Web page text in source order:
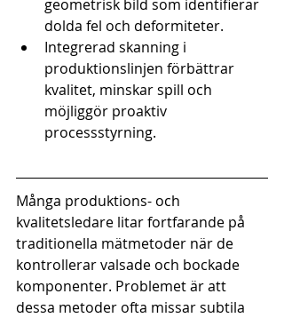
geometrisk bild som identifierar
dolda fel och deformiteter.
Integrerad skanning i
produktionslinjen förbättrar
kvalitet, minskar spill och
möjliggör proaktiv
processstyrning.
Många produktions- och
kvalitetsledare litar fortfarande på
traditionella mätmetoder när de
kontrollerar valsade och bockade
komponenter. Problemet är att
dessa metoder ofta missar subtila